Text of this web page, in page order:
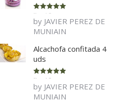
Rated 5
of 5
by JAVIER PEREZ DE
MUNIAIN
Alcachofa confitada 4
uds
Rated 5
of 5
by JAVIER PEREZ DE
MUNIAIN